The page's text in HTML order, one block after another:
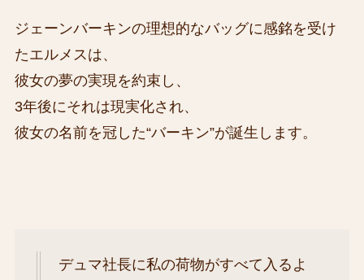
ジェーンバーキンの理想的なバッグに感銘を受け
たエルメスは、
彼女の夢の実現を約束し、
3年後にそれは現実化され、
彼女の名前を冠した“バーキン”が誕生します。
デュマ社長に私の荷物がすべて入るよ